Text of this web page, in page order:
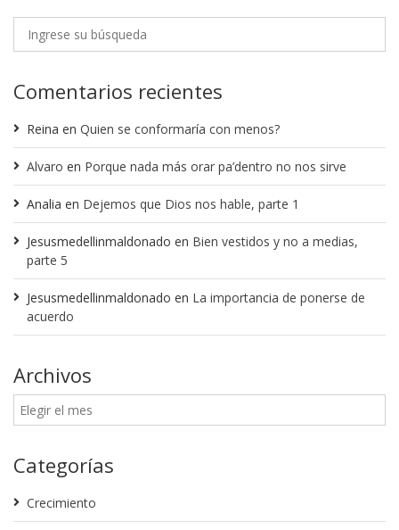
Comentarios recientes
Reina en Quien se conformaría con menos?
Alvaro en Porque nada más orar pa’dentro no nos sirve
Analia en Dejemos que Dios nos hable, parte 1
Jesusmedellinmaldonado en Bien vestidos y no a medias,
parte 5
Jesusmedellinmaldonado en La importancia de ponerse de
acuerdo
Archivos
Categorías
Crecimiento